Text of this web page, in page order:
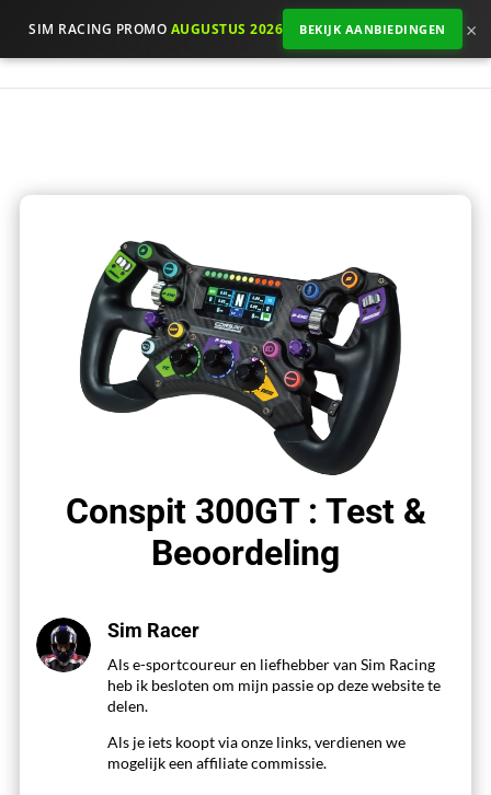
SIM RACING PROMO AUGUSTUS 2026 BEKIJK AANBIEDINGEN ×
Conspit 300GT : Test &
Beoordeling
Sim Racer
Als e-sportcoureur en liefhebber van Sim Racing
heb ik besloten om mijn passie op deze website te
delen.
Als je iets koopt via onze links, verdienen we
mogelijk een affiliate commissie.